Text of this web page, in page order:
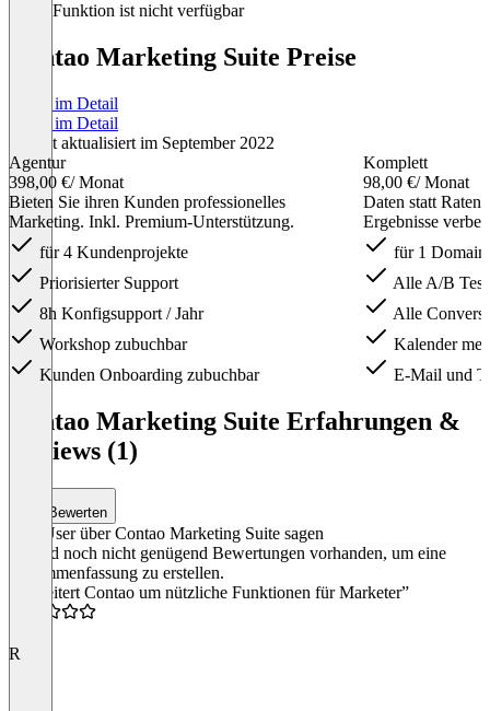
Diese Funktion ist nicht verfügbar
Contao Marketing Suite Preise
Preise im Detail
Preise im Detail
Zuletzt aktualisiert im September 2022
Agentur
398,00 €/ Monat
Bieten Sie ihren Kunden professionelles
Marketing. Inkl. Premium-Unterstützung.
für 4 Kundenprojekte
Priorisierter Support
8h Konfigsupport / Jahr
Workshop zubuchbar
Kunden Onboarding zubuchbar
Komplett
98,00 €/ Monat
Daten statt
Ergebnisse
für 1 Domain
Alle A/B
Alle
Kalender
E-Mail und
Contao Marketing Suite Erfahrungen &
Reviews (1)
Bewerten
Was User über Contao Marketing Suite sagen
Es sind noch nicht genügend Bewertungen vorhanden, um eine
Zusammenfassung zu erstellen.
“Erweitert Contao um nützliche Funktionen für Marketer”
R